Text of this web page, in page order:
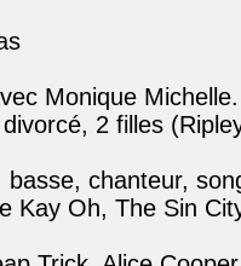
Monique
2 filles
basse, chanteur,
Kay Oh, The Sin